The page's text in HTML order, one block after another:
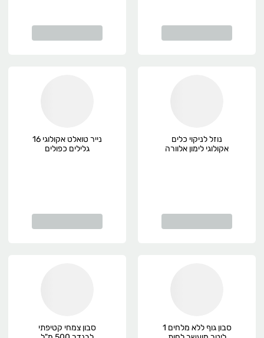
נוזל לניקוי כלים
אקולוגי לימון אלוורה
נייר טואלט אקולוגי 16
גלילים כפולים
סבון גוף ללא מלחים 1
סבון צמחי קטיפתי